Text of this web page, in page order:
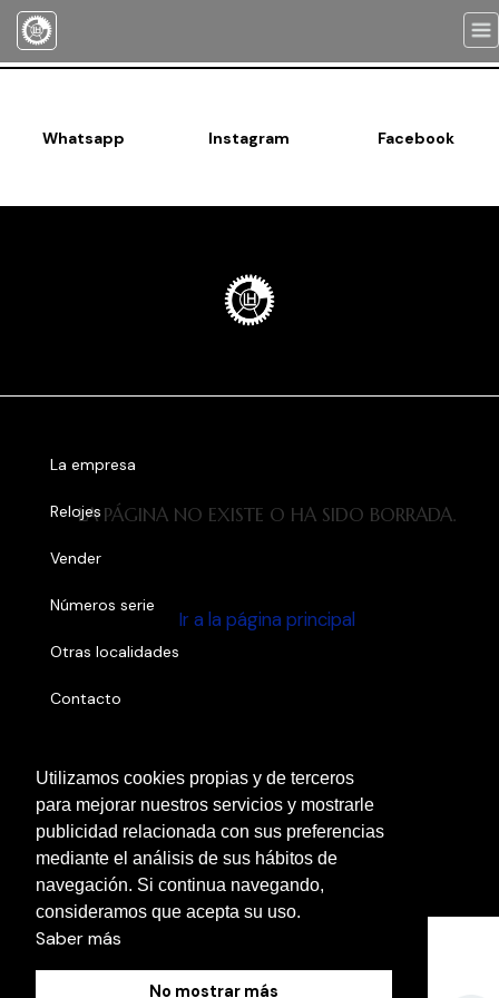
Utilizamos cookies propias y de terceros
para mejorar nuestros servicios y mostrarle
publicidad relacionada con sus preferencias
mediante el análisis de sus hábitos de
navegación. Si continua navegando,
consideramos que acepta su uso.
Saber más
No mostrar más
LA PÁGINA NO EXISTE O HA SIDO BORRADA.
Ir a la página principal
Whatsapp Instagram Facebook
La empresa
Relojes
Vender
Números serie
Otras localidades
Contacto
Política de Cookies
Aviso Legal
Política de Privacidad